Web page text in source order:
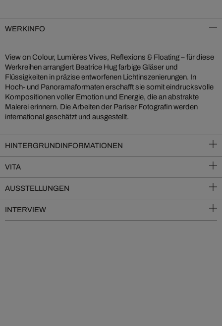
WERKINFO
View on Colour, Lumières Vives, Reflexions & Floating – für diese
Werkreihen arrangiert Beatrice Hug farbige Gläser und
Flüssigkeiten in präzise entworfenen Lichtinszenierungen. In
Hoch- und Panoramaformaten erschafft sie somit eindrucksvolle
Kompositionen voller Emotion und Energie, die an abstrakte
Malerei erinnern. Die Arbeiten der Pariser Fotografin werden
international geschätzt und ausgestellt.
HINTERGRUNDINFORMATIONEN
VITA
AUSSTELLUNGEN
INTERVIEW